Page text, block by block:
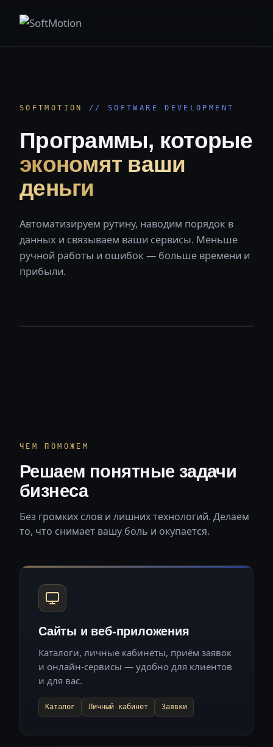
SOFTMOTION // SOFTWARE DEVELOPMENT
Программы, которые
экономят ваши
деньги
Автоматизируем рутину, наводим порядок в
данных и связываем ваши сервисы. Меньше
ручной работы и ошибок — больше времени и
прибыли.
ЧЕМ ПОМОЖЕМ
Решаем понятные задачи
бизнеса
Без громких слов и лишних технологий. Делаем
то, что снимает вашу боль и окупается.
Сайты и веб-приложения
Каталоги, личные кабинеты, приём заявок
и онлайн-сервисы — удобно для клиентов
и для вас.
Каталог Личный кабинет Заявки